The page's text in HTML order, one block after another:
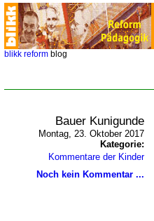
blikk reform blog
Bauer Kunigunde
Montag, 23. Oktober 2017
Kategorie:
Kommentare der Kinder
Noch kein Kommentar ...